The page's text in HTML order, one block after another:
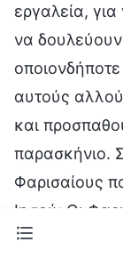
εργαλεία,
να δουλεύουν
αυτούς
και
παρασκήνιο.
Φαρισαίους
Ιησού; Οι
τους σφαίρα